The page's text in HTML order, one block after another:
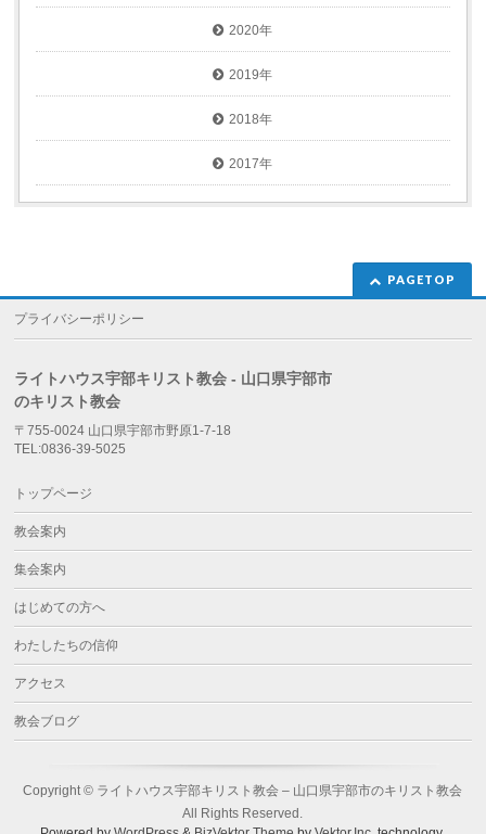
2020年
2019年
2018年
2017年
PAGETOP
プライバシーポリシー
ライトハウス宇部キリスト教会 - 山口県宇部市
のキリスト教会
〒755-0024 山口県宇部市野原1-7-18
TEL:0836-39-5025
トップページ
教会案内
集会案内
はじめての方へ
わたしたちの信仰
アクセス
教会ブログ
Copyright © ライトハウス宇部キリスト教会 – 山口県宇部市のキリスト教会
All Rights Reserved.